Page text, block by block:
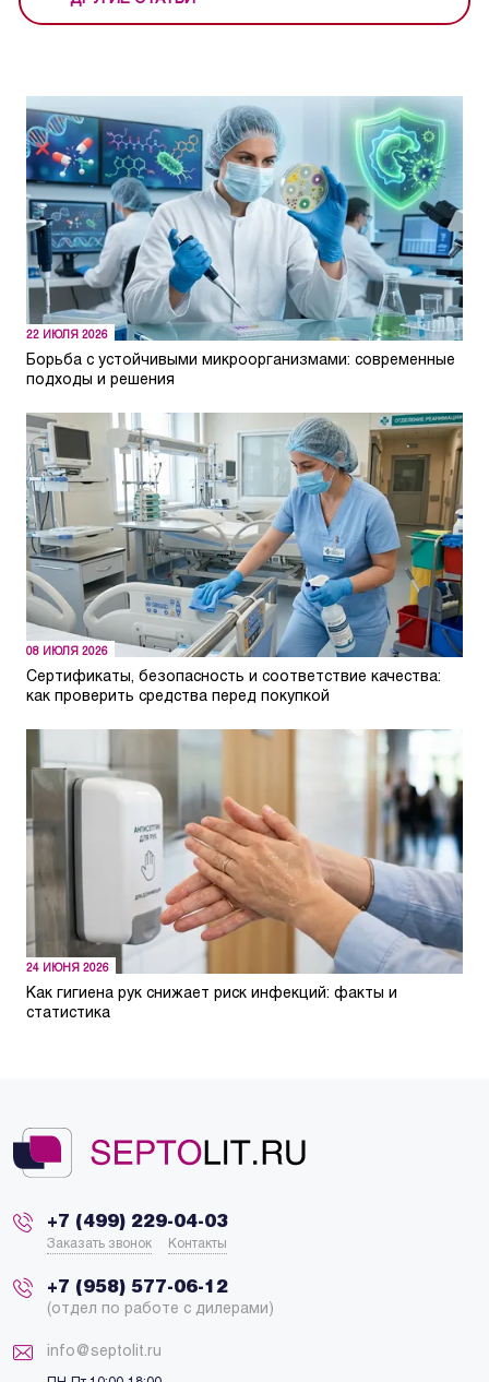
22 ИЮЛЯ 2026
Борьба с устойчивыми микроорганизмами: современные
подходы и решения
08 ИЮЛЯ 2026
Сертификаты, безопасность и соответствие качества:
как проверить средства перед покупкой
24 ИЮНЯ 2026
Как гигиена рук снижает риск инфекций: факты и
статистика
+7 (499) 229-04-03
Заказать звонок Контакты
+7 (958) 577-06-12
(отдел по работе с дилерами)
info@septolit.ru